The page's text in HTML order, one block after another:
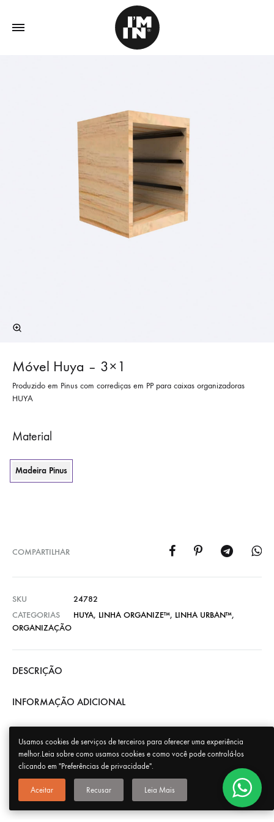
Móvel Huya – 3×1
Produzido em Pinus com corrediças em PP para caixas organizadoras
HUYA
Material
Madeira Pinus
COMPARTILHAR
SKU
24782
CATEGORIAS
HUYA, LINHA ORGANIZE™, LINHA URBAN™,
ORGANIZAÇÃO
DESCRIÇÃO
INFORMAÇÃO ADICIONAL
Usamos cookies de serviços de terceiros para oferecer uma experiência
melhor.Leia sobre como usamos cookies e como você pode controlá-los
clicando em "Preferências de privacidade".
Aceitar Recusar Leia Mais